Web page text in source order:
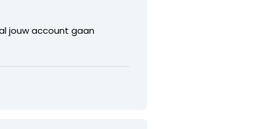
jouw account gaan